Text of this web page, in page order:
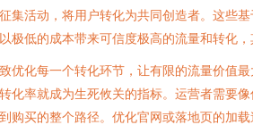
集活动，将用户转化为共同创造者。这些
极低的成本带来可信度极高的流量和转化
优化每一个转化环节，让有限的流量价值
化率就成为生死攸关的指标。运营者需要
购买的整个路径。优化官网或落地页的加